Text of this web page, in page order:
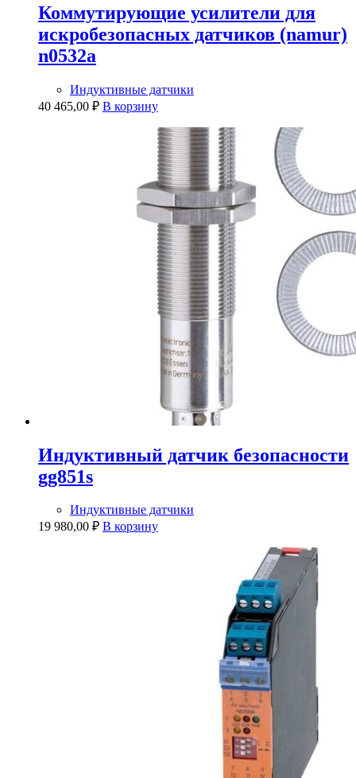
Коммутирующие усилители для
искробезопасных датчиков (namur)
n0532a
Индуктивные датчики
40 465,00 ₽ В корзину
Индуктивный датчик безопасности
gg851s
Индуктивные датчики
19 980,00 ₽ В корзину